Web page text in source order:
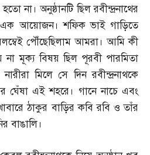
না। অনুষ্ঠানটি ছিল রবীন্দ্রনাথের
এক আয়োজন। শফিক ভাই গাড়িতে
পৌঁছেছিলাম আমরা। আমি কী
না মূক্য বিষয় ছিল পূরবী পারমিতা
মিলে সে দিন রবীন্দ্রনাথকে
ঘেঁষা এই শহরে। গানে নাচে এবং
ঠাকুর বাড়ির কবি রবি ও তাঁর
বাঙালি।